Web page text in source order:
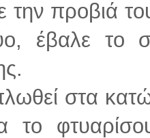
την προβιά
έβαλε το
στα
το